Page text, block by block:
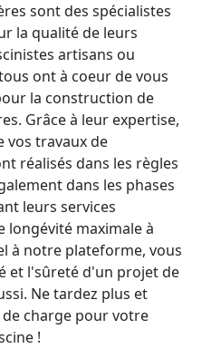
sont des spécialistes
la qualité de leurs
artisans ou
ont à coeur de vous
la construction de
Grâce à leur expertise,
vos travaux de
réalisés dans les règles
dans les phases
leurs services
maximale à
à notre plateforme, vous
et l'sûreté d'un projet de
Ne tardez plus et
charge pour votre
!